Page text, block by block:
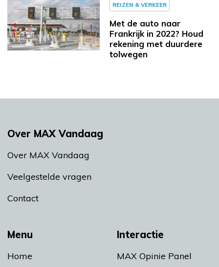
REIZEN & VERKEER
Met de auto naar
Frankrijk in 2022? Houd
rekening met duurdere
tolwegen
Menu
Home
Interactie
MAX Opinie Panel
Over MAX Vandaag
Over MAX Vandaag
Veelgestelde vragen
Contact